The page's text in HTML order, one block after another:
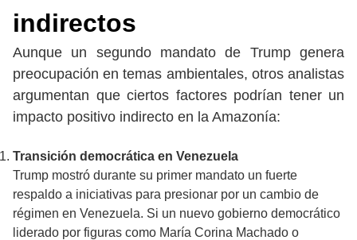
indirectos
Aunque un segundo mandato de Trump genera
preocupación en temas ambientales, otros analistas
argumentan que ciertos factores podrían tener un
impacto positivo indirecto en la Amazonía:
Transición democrática en Venezuela
Trump mostró durante su primer mandato un fuerte
respaldo a iniciativas para presionar por un cambio de
régimen en Venezuela. Si un nuevo gobierno democrático
liderado por figuras como María Corina Machado o